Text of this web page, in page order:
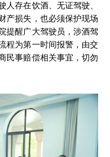
人存在饮酒、无证驾驶、
产损失，也必须保护现场
提醒广大驾驶员，涉酒驾
程为第一时间报警，由交
民事赔偿相关事宜，切勿